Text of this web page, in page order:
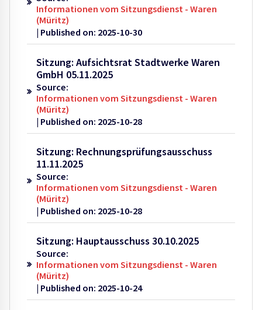
Informationen vom Sitzungsdienst - Waren
(Müritz)
Published on: 2025-10-30
Sitzung: Aufsichtsrat Stadtwerke Waren
GmbH 05.11.2025
Source:
Informationen vom Sitzungsdienst - Waren
(Müritz)
Published on: 2025-10-28
Sitzung: Rechnungsprüfungsausschuss
11.11.2025
Source:
Informationen vom Sitzungsdienst - Waren
(Müritz)
Published on: 2025-10-28
Sitzung: Hauptausschuss 30.10.2025
Source:
Informationen vom Sitzungsdienst - Waren
(Müritz)
Published on: 2025-10-24